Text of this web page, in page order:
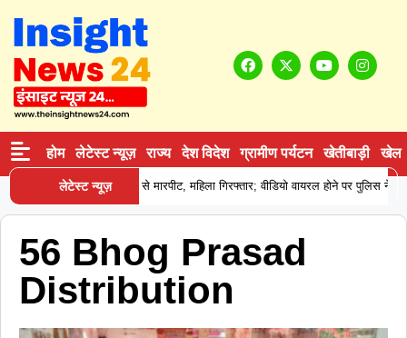
होम लेटेस्ट न्यूज़ राज्य देश विदेश ग्रामीण पर्यटन खेतीबाड़ी खेल
लेटेस्ट न्यूज़
सोसायटी में घरेलू सहायिका से मारपीट, महिला गिरफ्तार; वीडियो वायरल होने पर पुलिस ने की
56 Bhog Prasad
Distribution